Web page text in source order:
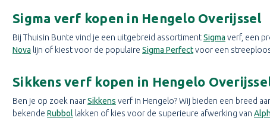
Sigma verf kopen in Hengelo Overijssel
Bij Thuisin Bunte vind je een uitgebreid assortimentSigma verf, een
Nova lijn of kiest voor de populaire Sigma Perfectvoor een
Sikkens verf kopen in Hengelo
Ben je op zoek naarSikkens verf in Hengelo? Wij bieden een breed
bekende Rubbol lakken of kies voor de superieure afwerking van